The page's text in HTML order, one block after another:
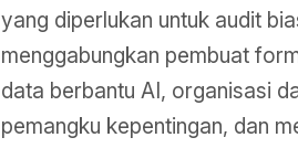
yang diperlukan untuk audit
menggabungkan pembuat
data berbantu AI, organisasi
pemangku kepentingan, dan